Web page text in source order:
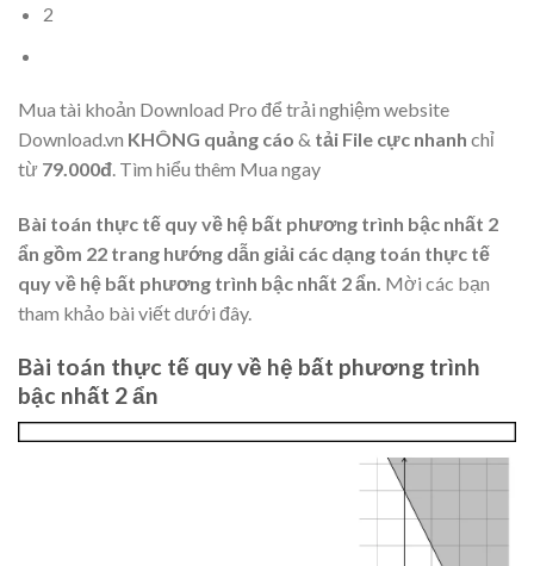
2
Mua tài khoản Download Pro để trải nghiệm website
Download.vn KHÔNG quảng cáo & tải File cực nhanh chỉ
từ 79.000đ. Tìm hiểu thêm Mua ngay
Bài toán thực tế quy về hệ bất phương trình bậc nhất 2
ẩn gồm 22 trang hướng dẫn giải các dạng toán thực tế
quy về hệ bất phương trình bậc nhất 2 ẩn. Mời các bạn
tham khảo bài viết dưới đây.
Bài toán thực tế quy về hệ bất phương trình
bậc nhất 2 ẩn